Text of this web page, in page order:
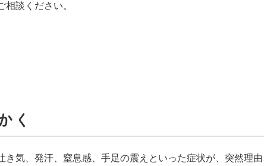
相談ください。
く
き気、発汗、窒息感、手足の震えといった症状が、突然理